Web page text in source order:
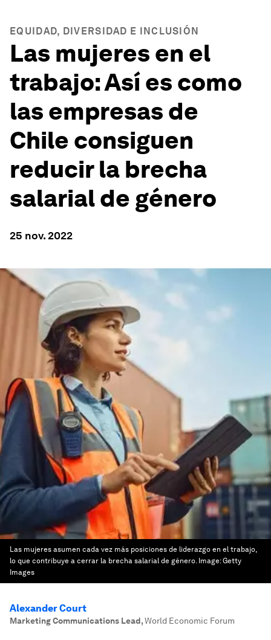
EQUIDAD, DIVERSIDAD E INCLUSIÓN
Las mujeres en el
trabajo: Así es como
las empresas de
Chile consiguen
reducir la brecha
salarial de género
25 nov. 2022
Las mujeres asumen cada vez más posiciones de liderazgo en el trabajo,
lo que contribuye a cerrar la brecha salarial de género. Image:Getty
Images
Alexander Court
Marketing Communications Lead,World Economic Forum